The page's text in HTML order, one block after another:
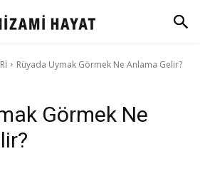
Rüyada Uymak Görmek Ne Anlama Gelir?
Görmek Ne